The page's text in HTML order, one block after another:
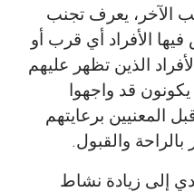
الآخر، يعرف تجنب
فيها الأفراد أي قرب أو
الذين تظهر عليهم
قد واجهوا
المعنيين برعايتهم
والقبول.
إلى زيادة نشاط